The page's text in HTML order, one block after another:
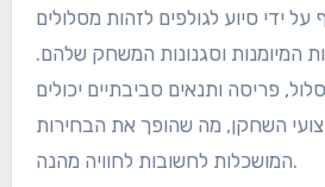
מדדי ביצוע של
משפיעים על